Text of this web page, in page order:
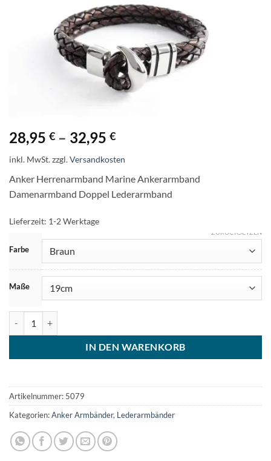
28,95 € – 32,95 €
inkl. MwSt.zzgl.Versandkosten
Anker Herrenarmband Marine Ankerarmband
Damenarmband Doppel Lederarmband
Lieferzeit: 1-2 Werktage
Farbe
Maße
ZURÜCKSETZEN
IN DEN WARENKORB
Artikelnummer: 5079
Kategorien:Anker Armbänder, Lederarmbänder